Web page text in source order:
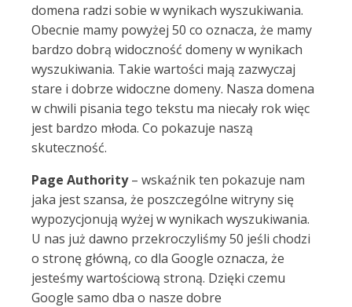
domena radzi sobie w wynikach wyszukiwania.
Obecnie mamy powyżej 50 co oznacza, że mamy
bardzo dobrą widoczność domeny w wynikach
wyszukiwania. Takie wartości mają zazwyczaj
stare i dobrze widoczne domeny. Nasza domena
w chwili pisania tego tekstu ma niecały rok więc
jest bardzo młoda. Co pokazuje naszą
skuteczność.
Page Authority– wskaźnik ten pokazuje nam
jaka jest szansa, że poszczególne witryny się
wypozycjonują wyżej w wynikach wyszukiwania.
U nas już dawno przekroczyliśmy 50 jeśli chodzi
o stronę główną, co dla Google oznacza, że
jesteśmy wartościową stroną. Dzięki czemu
Google samo dba o nasze dobre